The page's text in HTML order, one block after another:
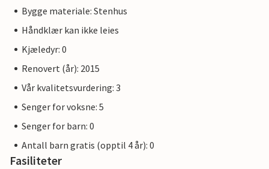
Bygge materiale: Stenhus
Håndklær kan ikke leies
Kjæledyr: 0
Renovert (år): 2015
Vår kvalitetsvurdering: 3
Senger for voksne: 5
Senger for barn: 0
Antall barn gratis (opptil 4 år): 0
Fasiliteter